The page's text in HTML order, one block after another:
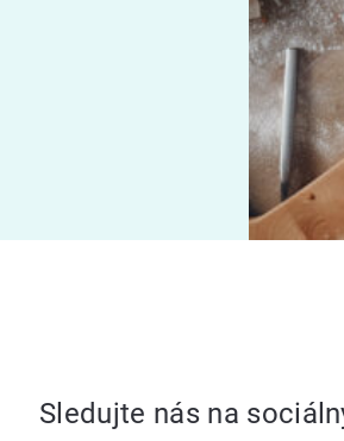
Sledujte nás na